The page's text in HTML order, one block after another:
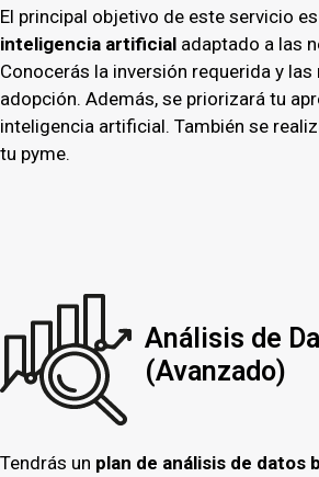
El principal objetivo de este servicio
inteligencia artificial adaptado a las
Conocerás la inversión requerida y
adopción. Además, se priorizará tu
inteligencia artificial. También se
tu pyme.
Análisis de
(Avanzado)
Tendrás un plan de análisis de datos